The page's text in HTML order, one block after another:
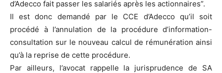
d’Adecco fait passer les salariés après les actionnaires”.
Il est donc demandé par le CCE d’Adecco qu’il soit
procédé à l’annulation de la procédure d’information-
consultation sur le nouveau calcul de rémunération ainsi
qu’à la reprise de cette procédure.
Par ailleurs, l’avocat rappelle la jurisprudence de SA